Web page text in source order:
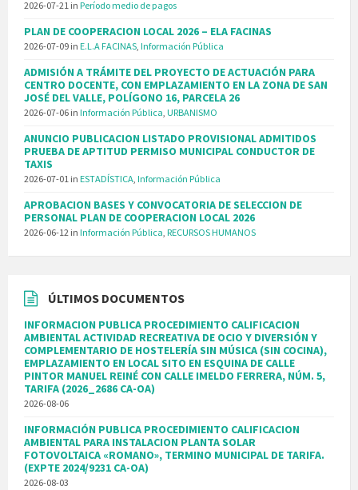
2026-07-21 in Período medio de pagos
PLAN DE COOPERACION LOCAL 2026 – ELA FACINAS
2026-07-09 in E.L.A FACINAS, Información Pública
ADMISIÓN A TRÁMITE DEL PROYECTO DE ACTUACIÓN PARA
CENTRO DOCENTE, CON EMPLAZAMIENTO EN LA ZONA DE SAN
JOSÉ DEL VALLE, POLÍGONO 16, PARCELA 26
2026-07-06 in Información Pública, URBANISMO
ANUNCIO PUBLICACION LISTADO PROVISIONAL ADMITIDOS
PRUEBA DE APTITUD PERMISO MUNICIPAL CONDUCTOR DE
TAXIS
2026-07-01 in ESTADÍSTICA, Información Pública
APROBACION BASES Y CONVOCATORIA DE SELECCION DE
PERSONAL PLAN DE COOPERACION LOCAL 2026
2026-06-12 in Información Pública, RECURSOS HUMANOS
ÚLTIMOS DOCUMENTOS
INFORMACION PUBLICA PROCEDIMIENTO CALIFICACION
AMBIENTAL ACTIVIDAD RECREATIVA DE OCIO Y DIVERSIÓN Y
COMPLEMENTARIO DE HOSTELERÍA SIN MÚSICA (SIN COCINA),
EMPLAZAMIENTO EN LOCAL SITO EN ESQUINA DE CALLE
PINTOR MANUEL REINÉ CON CALLE IMELDO FERRERA, NÚM. 5,
TARIFA (2026_2686 CA-OA)
2026-08-06
INFORMACIÓN PUBLICA PROCEDIMIENTO CALIFICACION
AMBIENTAL PARA INSTALACION PLANTA SOLAR
FOTOVOLTAICA «ROMANO», TERMINO MUNICIPAL DE TARIFA.
(EXPTE 2024/9231 CA-OA)
2026-08-03